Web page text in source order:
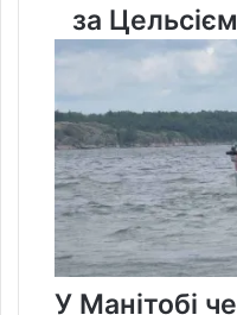
за
Цельсієм
за Цельсієм
У Манітобі